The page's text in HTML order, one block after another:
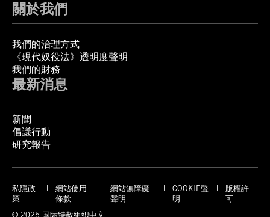
關於我們
我們的治理方式
《現代奴役法》透明度聲明
我們的財務
最新消息
新聞
倡議行動
研究報告
私隱政
策
網站使用
條款
網站無障礙
聲明
COOKIE聲
明
版權許
可
© 2025 国际特赦组织中文